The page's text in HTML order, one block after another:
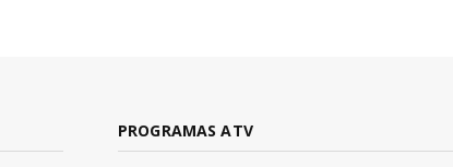
PROGRAMAS ATV